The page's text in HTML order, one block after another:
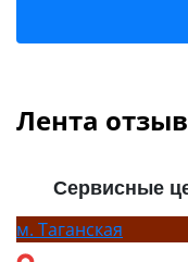
Лента
Сервисные
м. Таганская